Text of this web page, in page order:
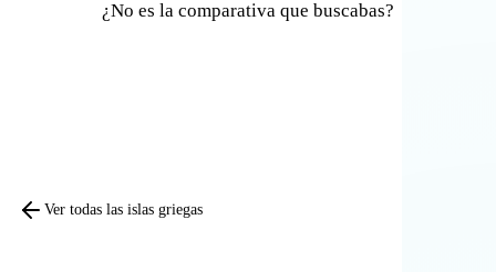
¿No es la comparativa que buscabas?
Ver todas las islas griegas